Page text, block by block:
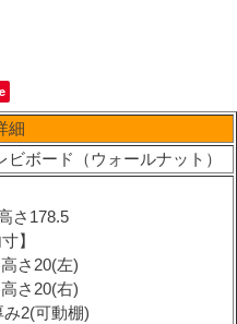
細
ビボード（ウォールナット）
178.5
】
さ20(左)
さ20(右)
2(可動棚)